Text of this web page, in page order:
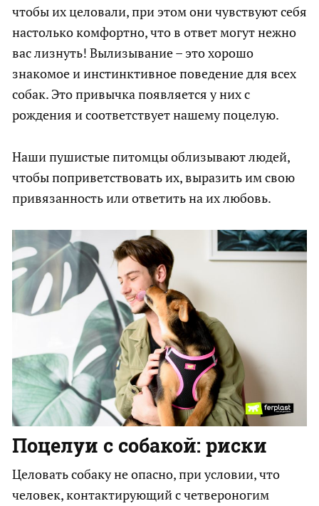
чтобы их целовали, при этом они чувствуют себя
настолько комфортно, что в ответ могут нежно
вас лизнуть! Вылизывание – это хорошо
знакомое и инстинктивное поведение для всех
собак. Это привычка появляется у них с
рождения и соответствует нашему поцелую.
Наши пушистые питомцы облизывают людей,
чтобы поприветствовать их, выразить им свою
привязанность или ответить на их любовь.
Поцелуи с собакой: риски
Целовать собаку не опасно, при условии, что
человек, контактирующий с четвероногим